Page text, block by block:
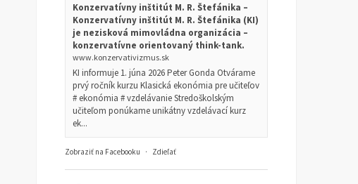
Konzervatívny inštitút M. R. Štefánika –
Konzervatívny inštitút M. R. Štefánika (KI)
je nezisková mimovládna organizácia –
konzervatívne orientovaný think-tank.
www.konzervativizmus.sk
KI informuje 1. júna 2026 Peter Gonda Otvárame
prvý ročník kurzu Klasická ekonómia pre učiteľov
# ekonómia # vzdelávanie Stredoškolským
učiteľom ponúkame unikátny vzdelávací kurz
ek...
Zobraziť na Facebooku · Zdieľať